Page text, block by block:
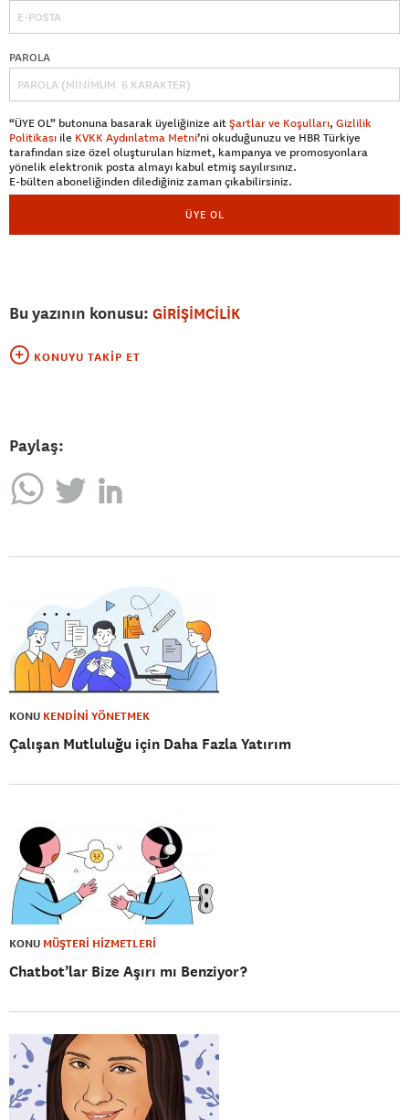
PAROLA
“ÜYE OL” butonuna basarak üyeliğinize aitŞartlar ve Koşulları, Gizlilik
Politikası ile KVKK Aydınlatma Metni’ni okuduğunuzu ve HBR Türkiye
tarafından size özel oluşturulan hizmet, kampanya ve promosyonlara
yönelik elektronik posta almayı kabul etmiş sayılırsınız.
E-bülten aboneliğinden dilediğiniz zaman çıkabilirsiniz.
ÜYE OL
Bu yazının konusu: GİRİŞİMCİLİK
KONUYU TAKIP ET
Paylaş:
KONU KENDİNİ YÖNETMEK
Çalışan Mutluluğu için Daha Fazla Yatırım
KONU MÜŞTERİ HİZMETLERİ
Chatbot’lar Bize Aşırı mı Benziyor?